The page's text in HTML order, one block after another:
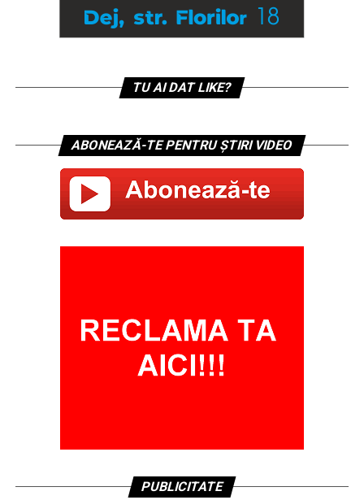
TU AI DAT LIKE?
ABONEAZĂ-TE PENTRU ȘTIRI VIDEO
PUBLICITATE